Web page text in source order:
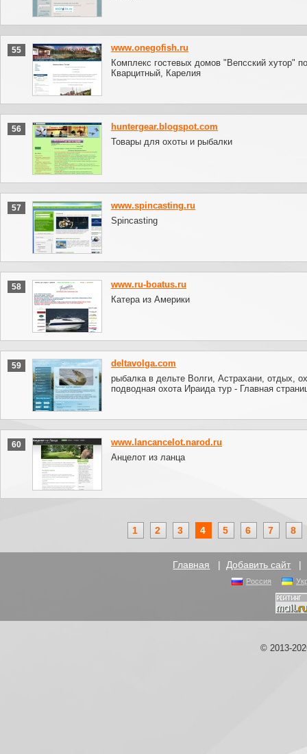
55
www.onegofish.ru
Комплекс гостевых домов "Вепсский хутор"
Кварцитный, Карелия
56
huntergear.blogspot.com
Товары для охоты и рыбалки
57
www.spincasting.ru
Spincasting
58
www.ru-boatus.ru
Катера из Америки
59
deltavolga.com
рыбалка в дельте Волги, Астрахани, отдых,
подводная охота Ираида тур - Главная
60
www.lancancelot.narod.ru
Анцелот из ланца
1 2 3 4 5 6 7 8
Главная | Добавить сайт |
Россия
© 2013-